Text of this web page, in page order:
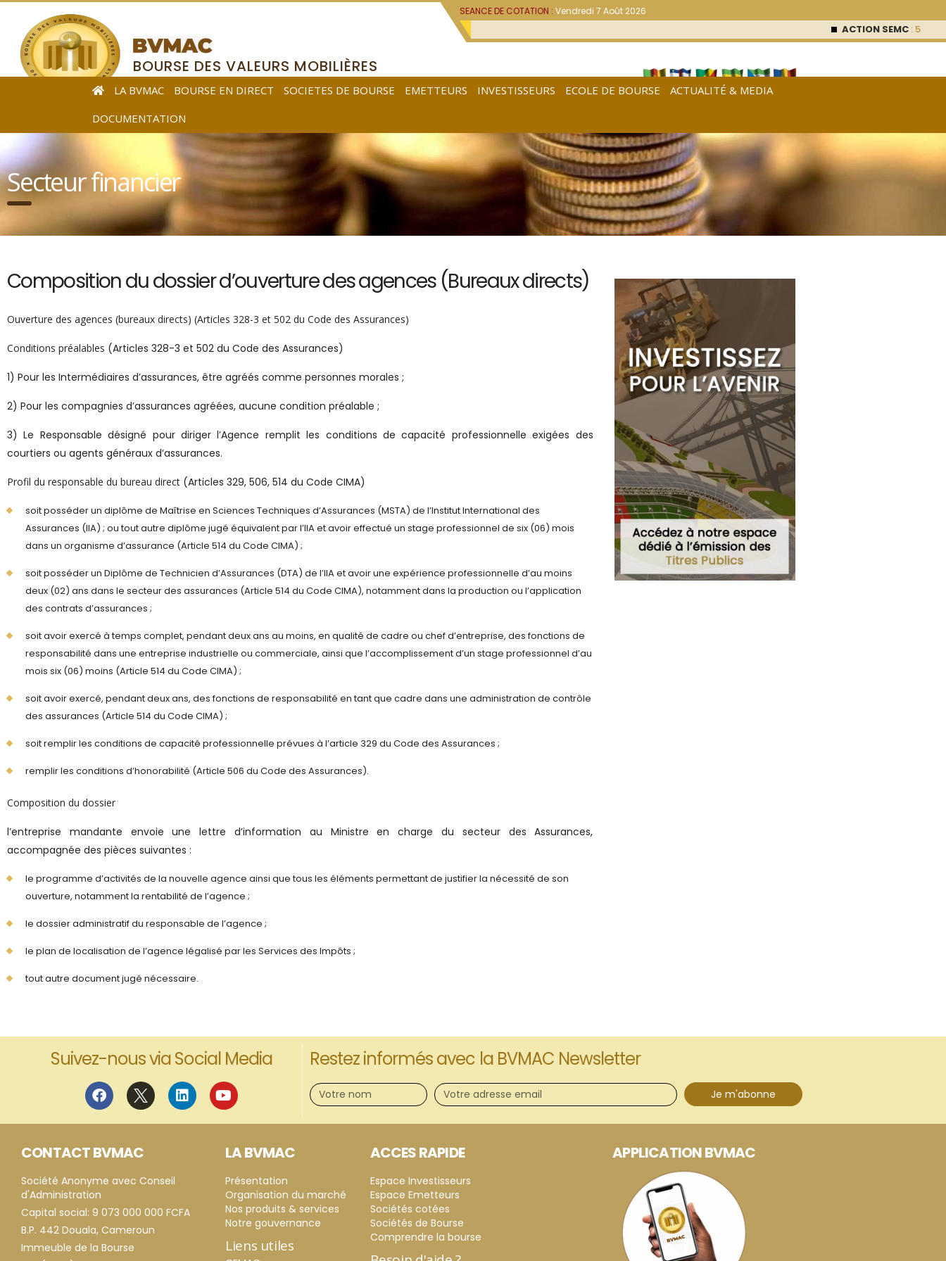
SEANCE DE COTATION :Vendredi 7 Août 2026
ACTION SEMC: 53 000
BOURSE DES VALEURS MOBILIÈRES
DE L’AFRIQUE CENTRALE
LA BVMAC BOURSE EN DIRECT SOCIETES DE BOURSE EMETTEURS INVESTISSEURS ECOLE DE BOURSE
ACTUALITÉ & MEDIA
DOCUMENTATION
Secteur financier
Composition du dossier d’ouverture des agences (Bureaux directs)
Ouverture des agences (bureaux directs) (Articles 328-3 et 502 du Code des Assurances)
Conditions préalables (Articles 328-3 et 502 du Code des Assurances)
1) Pour les Intermédiaires d’assurances, être agréés comme personnes morales ;
2) Pour les compagnies d’assurances agréées, aucune condition préalable ;
3) Le Responsable désigné pour diriger l’Agence remplit les conditions de capacité professionnelle exigées des
courtiers ou agents généraux d’assurances.
Profil du responsable du bureau direct (Articles 329, 506, 514 du Code CIMA)
soit posséder un diplôme de Maîtrise en Sciences Techniques d’Assurances (MSTA) de l’Institut International des
Assurances (IIA) ; ou tout autre diplôme jugé équivalent par l’IIA et avoir effectué un stage professionnel de six (06) mois
dans un organisme d’assurance (Article 514 du Code CIMA) ;
soit posséder un Diplôme de Technicien d’Assurances (DTA) de l’IIA et avoir une expérience professionnelle d’au moins
deux (02) ans dans le secteur des assurances (Article 514 du Code CIMA), notamment dans la production ou l’application
des contrats d’assurances ;
soit avoir exercé à temps complet, pendant deux ans au moins, en qualité de cadre ou chef d’entreprise, des fonctions de
responsabilité dans une entreprise industrielle ou commerciale, ainsi que l’accomplissement d’un stage professionnel d’au
mois six (06) moins (Article 514 du Code CIMA) ;
soit avoir exercé, pendant deux ans, des fonctions de responsabilité en tant que cadre dans une administration de contrôle
des assurances (Article 514 du Code CIMA) ;
soit remplir les conditions de capacité professionnelle prévues à l’article 329 du Code des Assurances ;
remplir les conditions d’honorabilité (Article 506 du Code des Assurances).
Composition du dossier
l’entreprise mandante envoie une lettre d’information au Ministre en charge du secteur des Assurances,
accompagnée des pièces suivantes :
le programme d’activités de la nouvelle agence ainsi que tous les éléments permettant de justifier la nécessité de son
ouverture, notamment la rentabilité de l’agence ;
le dossier administratif du responsable de l’agence ;
le plan de localisation de l’agence légalisé par les Services des Impôts ;
tout autre document jugé nécessaire.
Suivez-nous via Social Media Restez informés avec la BVMAC Newsletter
Je m'abonne
CONTACT BVMAC
Société Anonyme avec Conseil
d'Administration
Capital social: 9 073 000 000 FCFA
B.P. 442 Douala, Cameroun
Immeuble de la Bourse
LA BVMAC
Présentation
Organisation du marché
Nos produits & services
Notre gouvernance
Liens utiles
ACCES RAPIDE
Espace Investisseurs
Espace Emetteurs
Sociétés cotées
Sociétés de Bourse
Comprendre la bourse
APPLICATION BVMAC